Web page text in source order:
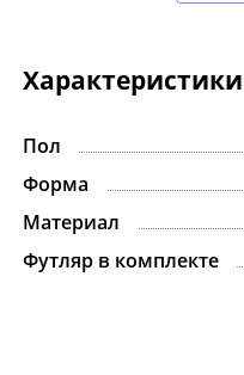
Характеристики
Пол
Форма
Материал
Футляр в комплекте